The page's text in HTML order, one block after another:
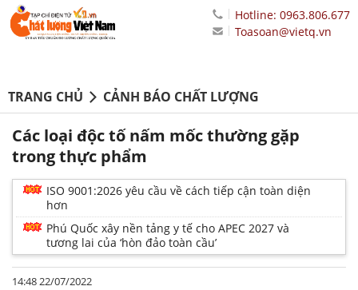
Hotline: 0963.806.677
Toasoan@vietq.vn
TRANG CHỦ CẢNH BÁO CHẤT LƯỢNG
Các loại độc tố nấm mốc thường gặp
trong thực phẩm
ISO 9001:2026 yêu cầu về cách tiếp cận toàn diện
hơn
Phú Quốc xây nền tảng y tế cho APEC 2027 và
tương lai của ‘hòn đảo toàn cầu’
14:48 22/07/2022